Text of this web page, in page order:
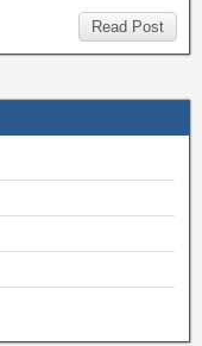
Read Post